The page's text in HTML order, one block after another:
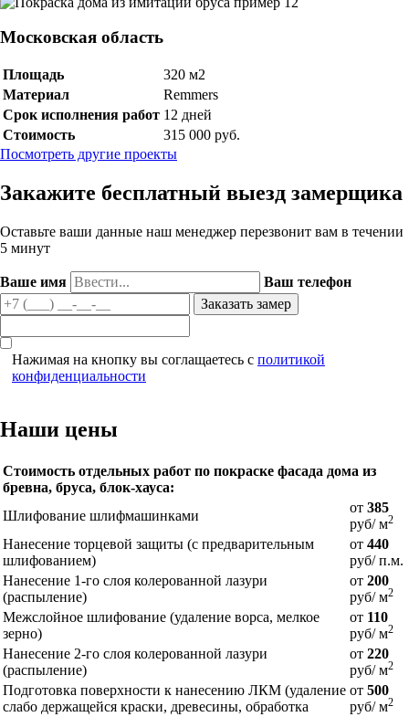
Московская область
Площадь
320 м2
Материал
Remmers
Срок исполнения работ 12 дней
Стоимость
315 000 руб.
Посмотреть другие проекты
Закажите бесплатный выезд замерщика
Оставьте ваши данные наш менеджер перезвонит вам в течении
5 минут
Ваше имя Ваш телефон
Нажимая на кнопку вы соглащаетесь с политикой
конфиденциальности
Наши цены
Стоимость отдельных работ по покраске фасада дома из
бревна, бруса, блок-хауса:
Шлифование шлифмашинками
от 385
руб/ м2
Нанесение торцевой защиты (с предварительным
шлифованием)
от 440
руб/ п.м.
Нанесение 1-го слоя колерованной лазури
(распыление)
от 200
руб/ м2
Межслойное шлифование (удаление ворса, мелкое
зерно)
от 110
руб/ м2
Нанесение 2-го слоя колерованной лазури
(распыление)
от 220
руб/ м2
Подготовка поверхности к нанесению ЛКМ (удаление
слабо держащейся краски, древесины, обработка
от 500
руб/ м2